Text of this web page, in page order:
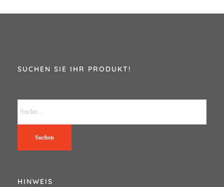
SUCHEN SIE IHR PRODUKT!
Suchen
HINWEIS